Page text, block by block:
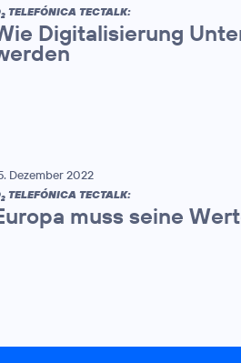
2 TELEFÓNICA TECTALK:
Digitalisierung
Dezember 2022
2 TELEFÓNICA TECTALK:
muss seine